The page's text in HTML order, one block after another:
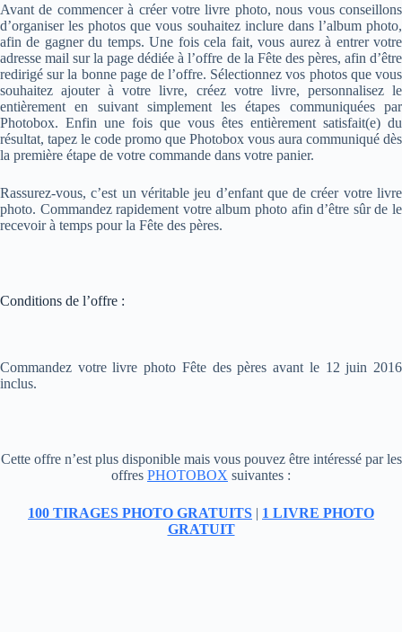
Avant de commencer à créer votre livre photo, nous vous conseillons
d’organiser les photos que vous souhaitez inclure dans l’album photo,
afin de gagner du temps. Une fois cela fait, vous aurez à entrer votre
adresse mail sur la page dédiée à l’offre de la Fête des pères, afin d’être
redirigé sur la bonne page de l’offre. Sélectionnez vos photos que vous
souhaitez ajouter à votre livre, créez votre livre, personnalisez le
entièrement en suivant simplement les étapes communiquées par
Photobox. Enfin une fois que vous êtes entièrement satisfait(e) du
résultat, tapez le code promo que Photobox vous aura communiqué dès
la première étape de votre commande dans votre panier.
Rassurez-vous, c’est un véritable jeu d’enfant que de créer votre livre
photo. Commandez rapidement votre album photo afin d’être sûr de le
recevoir à temps pour la Fête des pères.
Conditions de l’offre :
Commandez votre livre photo Fête des pères avant le 12 juin 2016
inclus.
Cette offre n’est plus disponible mais vous pouvez être intéressé par les
offres PHOTOBOX suivantes :
100 TIRAGES PHOTO GRATUITS | 1 LIVRE PHOTO
GRATUIT